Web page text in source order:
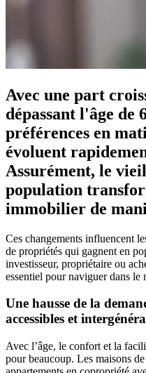
Avec une part
dépassant l'âge de
préférences en
évoluent
Assurément, le
population
immobilier de
Ces changements influencent
de propriétés qui gagnent en
investisseur, propriétaire ou
essentiel pour naviguer dans le
Une hausse de la
accessibles et
Avec l’âge, le confort et la
pour beaucoup. Les maisons